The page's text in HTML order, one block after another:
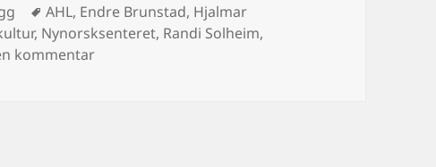
Stikkord
AHL, Endre Brunstad, Hjalmar
, Nynorsksenteret, Randi Solheim,
kommentartil Helsing til doktorand Hjalmar Eiksund –